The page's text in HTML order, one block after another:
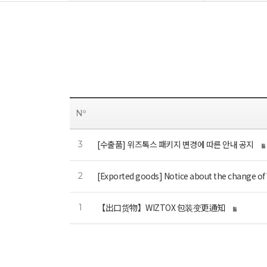
Nº
3 [수출품] 위즈톡스 패키지 변경에 따른 안내 공지
2 [Exported goods] Notice about the change of
1 【出口货物】WIZTOX 包装变更通知